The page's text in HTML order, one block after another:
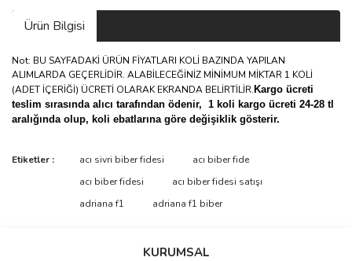
Ürün Bilgisi
Not: BU SAYFADAKİ ÜRÜN FİYATLARI KOLİ BAZINDA YAPILAN
ALIMLARDA GEÇERLİDİR. ALABİLECEĞİNİZ MİNİMUM MİKTAR 1 KOLİ
(ADET İÇERİĞİ) ÜCRETİ OLARAK EKRANDA BELİRTİLİR. Kargo ücreti
teslim sırasında alıcı tarafından ödenir, 1 koli kargo ücreti 24-28 tl
aralığında olup, koli ebatlarına göre değişiklik gösterir.
Etiketler : acı sivri biber fidesi
acı biber fide
acı biber fidesi
acı biber fidesi satışı
adriana f1
adriana f1 biber
KURUMSAL